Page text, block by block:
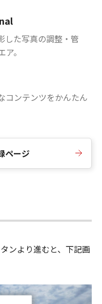
した写真の調整・管
。
コンテンツをかんたん
ページ
ンより進むと、下記画